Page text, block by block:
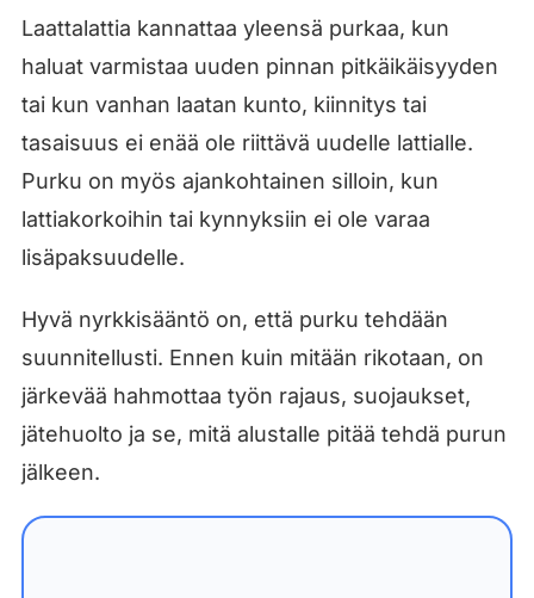
Laattalattia kannattaa yleensä purkaa, kun
haluat varmistaa uuden pinnan pitkäikäisyyden
tai kun vanhan laatan kunto, kiinnitys tai
tasaisuus ei enää ole riittävä uudelle lattialle.
Purku on myös ajankohtainen silloin, kun
lattiakorkoihin tai kynnyksiin ei ole varaa
lisäpaksuudelle.
Hyvä nyrkkisääntö on, että purku tehdään
suunnitellusti. Ennen kuin mitään rikotaan, on
järkevää hahmottaa työn rajaus, suojaukset,
jätehuolto ja se, mitä alustalle pitää tehdä purun
jälkeen.